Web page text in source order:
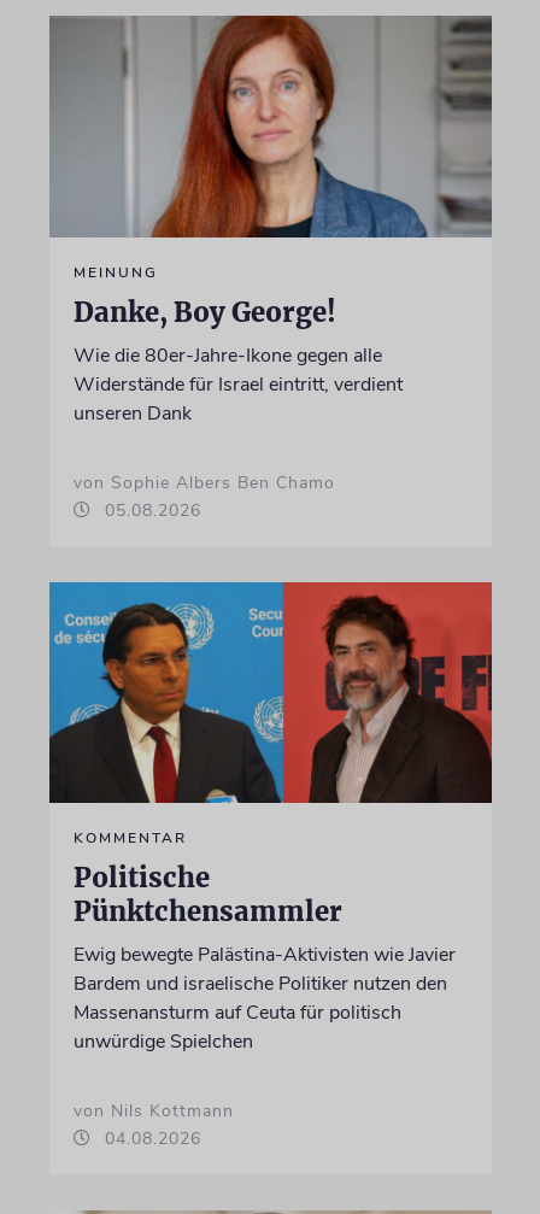
MEINUNG
Danke, Boy George!
Wie die 80er-Jahre-Ikone gegen alle
Widerstände für Israel eintritt, verdient
unseren Dank
von Sophie Albers Ben Chamo
05.08.2026
KOMMENTAR
Politische
Pünktchensammler
Ewig bewegte Palästina-Aktivisten wie Javier
Bardem und israelische Politiker nutzen den
Massenansturm auf Ceuta für politisch
unwürdige Spielchen
von Nils Kottmann
04.08.2026